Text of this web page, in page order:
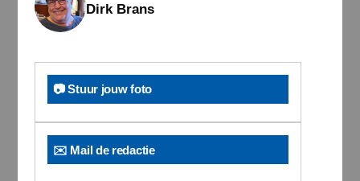
Dirk Brans
📷 Stuur jouw foto
✉️ Mail de redactie